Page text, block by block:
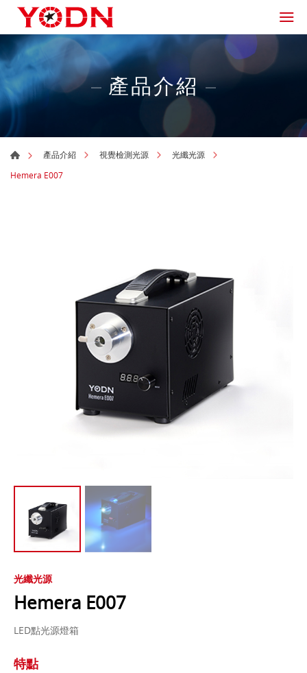
產品介紹
產品介紹 視覺檢測光源
光纖光源
Hemera E007
光纖光源
Hemera E007
LED點光源燈箱
特點